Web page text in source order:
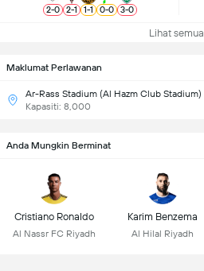
Maklumat Perlawanan
Ar-Rass Stadium (Al Hazm Club Stadium)
Kapasiti: 8,000
2-0 2-1 1-1 0-0 3-0
Lihat semua
Anda Mungkin Berminat
Cristiano Ronaldo
Al Nassr FC Riyadh
Karim Benzema
Al Hilal Riyadh